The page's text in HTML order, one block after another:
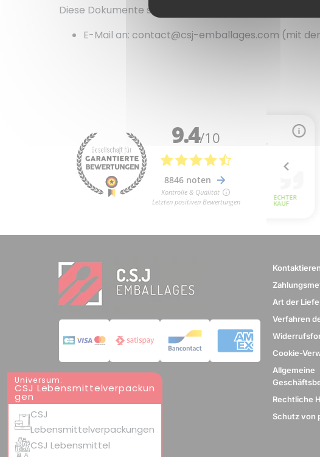
Universum:
CSJ Lebensmittelverpackun
gen
CSJ
Lebensmittelverpackungen
CSJ Lebensmittel
Diese Dokumente sind per E-Mail mit dem Vermerk
E-Mail an: contact@csj-emballages.com (mit
Art der
Verfahren
Cookie-
Allgemeine
Rechtliche
Schutz von